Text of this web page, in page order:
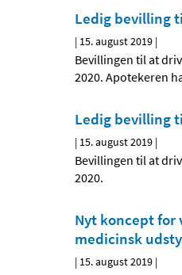
Ledig bevilling
| 15. august 2019 |
Bevillingen til at
2020. Apotekeren
Ledig bevilling
| 15. august 2019 |
Bevillingen til at
2020.
Nyt koncept for
medicinsk
| 15. august 2019 |